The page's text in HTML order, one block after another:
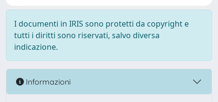
I documenti in IRIS sono protetti da copyright e
tutti i diritti sono riservati, salvo diversa
indicazione.
Informazioni